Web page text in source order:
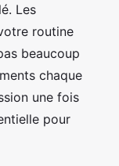
Les
routine
beaucoup
chaque
une fois
pour